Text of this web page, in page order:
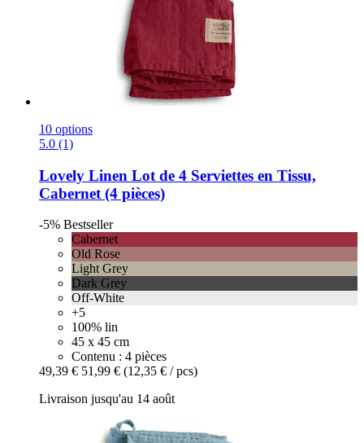
10 options
5.0 (1)
Lovely Linen Lot de 4 Serviettes en Tissu,
Cabernet (4 pièces)
-5% Bestseller
Cabernet
Old Rose
Light Grey
Dark Grey
Off-White
+5
100% lin
45 x 45 cm
Contenu : 4 pièces
49,39 € 51,99 € (12,35 € / pcs)
Livraison jusqu'au 14 août